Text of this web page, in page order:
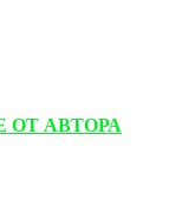
ОТ АВТОРА